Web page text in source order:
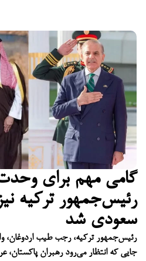
گامی مهم برای
رئیس‌جمهور ترکیه
سعودی شد
رئیس‌جمهور ترکیه، رجب طیب اردوغان،
جایی که انتظار می‌رود رهبران پاکستان،